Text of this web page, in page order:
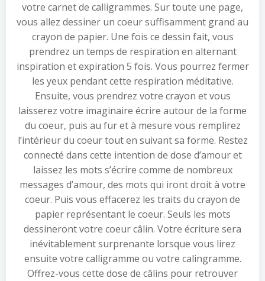
votre carnet de calligrammes. Sur toute une page,
vous allez dessiner un coeur suffisamment grand au
crayon de papier. Une fois ce dessin fait, vous
prendrez un temps de respiration en alternant
inspiration et expiration 5 fois. Vous pourrez fermer
les yeux pendant cette respiration méditative.
Ensuite, vous prendrez votre crayon et vous
laisserez votre imaginaire écrire autour de la forme
du coeur, puis au fur et à mesure vous remplirez
l’intérieur du coeur tout en suivant sa forme. Restez
connecté dans cette intention de dose d’amour et
laissez les mots s’écrire comme de nombreux
messages d’amour, des mots qui iront droit à votre
coeur. Puis vous effacerez les traits du crayon de
papier représentant le coeur. Seuls les mots
dessineront votre coeur câlin. Votre écriture sera
inévitablement surprenante lorsque vous lirez
ensuite votre calligramme ou votre calingramme.
Offrez-vous cette dose de câlins pour retrouver